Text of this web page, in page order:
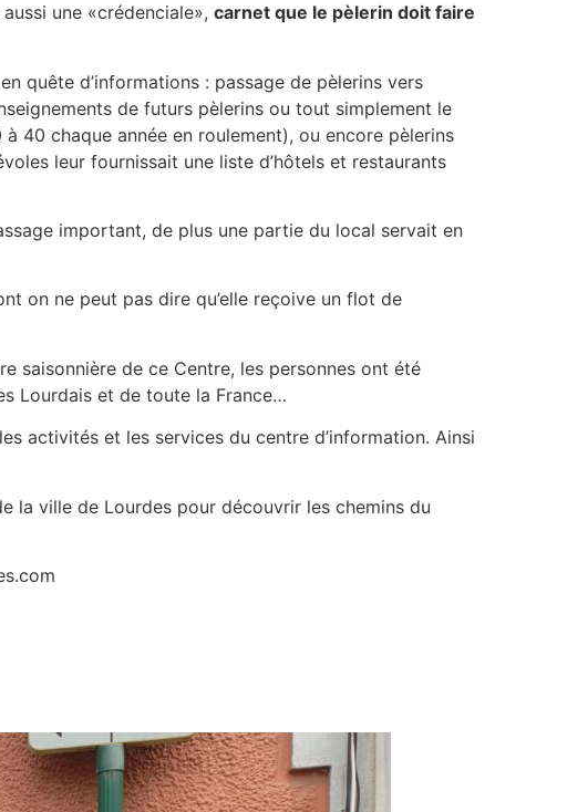
une «crédenciale», carnet que le pèlerin doit faire
quête d’informations : passage de pèlerins vers
de futurs pèlerins ou tout simplement le
40 chaque année en roulement), ou encore pèlerins
leur fournissait une liste d’hôtels et restaurants
important, de plus une partie du local servait en
on ne peut pas dire qu’elle reçoive un flot de
saisonnière de ce Centre, les personnes ont été
Lourdais et de toute la France…
activités et les services du centre d’information. Ainsi
la ville de Lourdes pour découvrir les chemins du